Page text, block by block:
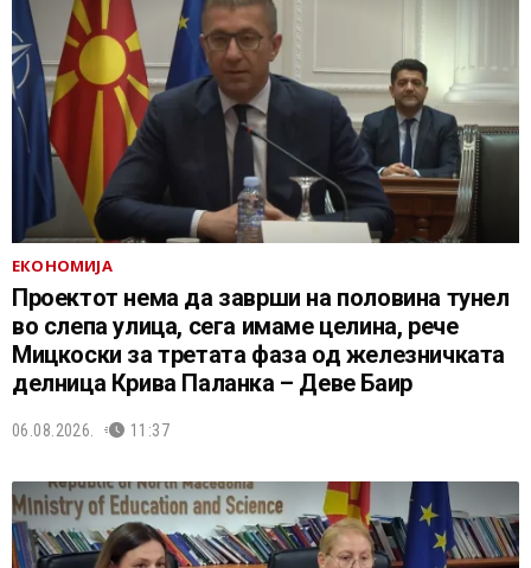
ЕКОНОМИЈА
Проектот нема да заврши на половина тунел
во слепа улица, сега имаме целина, рече
Мицкоски за третата фаза од железничката
делница Крива Паланка – Деве Баир
06.08.2026. 11:37